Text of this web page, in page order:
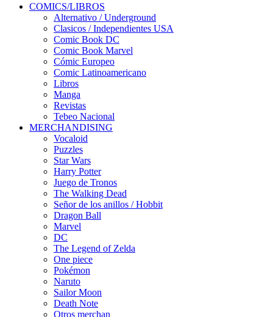
COMICS/LIBROS
Alternativo / Underground
Clasicos / Independientes USA
Comic Book DC
Comic Book Marvel
Cómic Europeo
Comic Latinoamericano
Libros
Manga
Revistas
Tebeo Nacional
MERCHANDISING
Vocaloid
Puzzles
Star Wars
Harry Potter
Juego de Tronos
The Walking Dead
Señor de los anillos / Hobbit
Dragon Ball
Marvel
DC
The Legend of Zelda
One piece
Pokémon
Naruto
Sailor Moon
Death Note
Otros merchan